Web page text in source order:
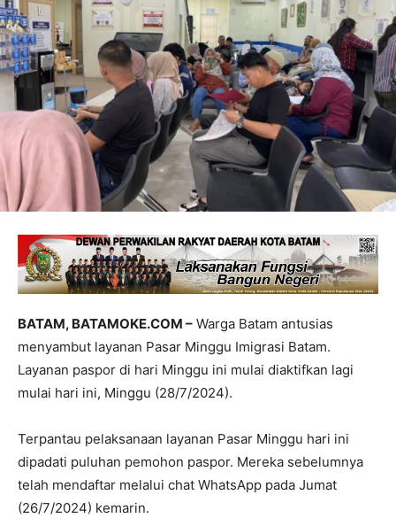
BATAM, BATAMOKE.COM – Warga Batam antusias
menyambut layanan Pasar Minggu Imigrasi Batam.
Layanan paspor di hari Minggu ini mulai diaktifkan lagi
mulai hari ini, Minggu (28/7/2024).
Terpantau pelaksanaan layanan Pasar Minggu hari ini
dipadati puluhan pemohon paspor. Mereka sebelumnya
telah mendaftar melalui chat WhatsApp pada Jumat
(26/7/2024) kemarin.